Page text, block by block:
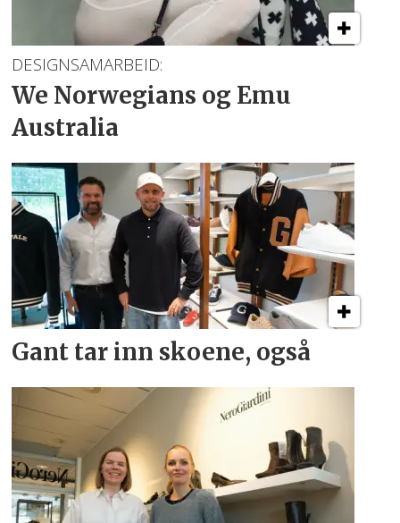
DESIGNSAMARBEID:
We Norwegians og Emu
Australia
Gant tar inn skoene, også